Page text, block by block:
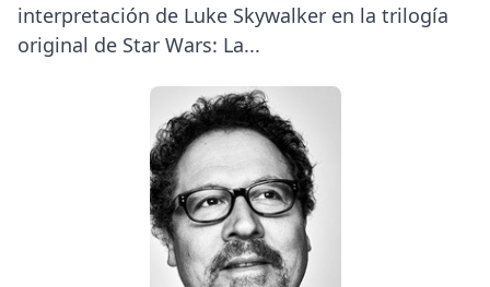
interpretación de Luke Skywalker en la trilogía
original de Star Wars: La...